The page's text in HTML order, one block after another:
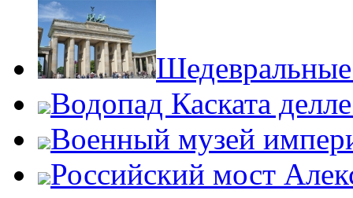
Шедевральные
Водопад Каската
Военный музей
Российский мост